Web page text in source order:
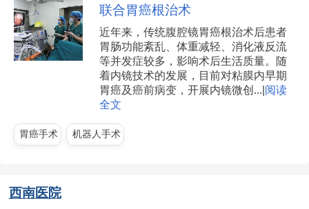
联合胃癌根治术
近年来，传统腹腔镜胃癌根治术后患者
胃肠功能紊乱、体重减轻、消化液反流
等并发症较多，影响术后生活质量。随
着内镜技术的发展，目前对粘膜内早期
胃癌及癌前病变，开展内镜微创...| 阅读
全文
胃癌手术 机器人手术
西南医院